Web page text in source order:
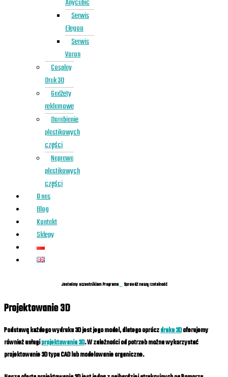
Anycubic
Serwis
Elegoo
Serwis
Voron
Cosplay
Druk 3D
Gadżety
reklamowe
Dorabianie
plastikowych
części
Naprawa
plastikowych
części
O nas
Blog
Kontakt
Sklepy
Jesteśmy uczestnikiem Programu Sprawdź naszą rzetelność
Projektowanie 3D
Podstawą każdego wydruku 3D jest jego model, dlatego opróczdruku 3Doferujemy
również usługiprojektowania 3D. W zależności od potrzeb można wykorzystać
projektowanie 3D typu CAD lub modelowanie organiczne.